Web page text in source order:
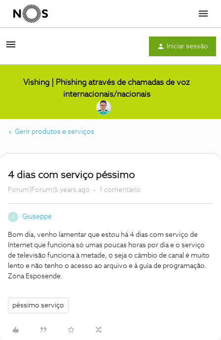
Menu
Iniciar sessão
Vishing | Phishing através de chamadas de voz
internacionais/nacionais
Gerir produtos e serviços
4 dias com serviço péssimo
Forum|Forum|5 years ago 1 comentário
G Giuseppe
Bom dia, venho lamentar que estou há 4 dias com serviço de
Internet que funciona só umas poucas horas por dia e o serviço
de televisão funciona à metade, o seja o câmbio de canal é muito
lento e não tenho o acesso ao arquivo e à guia de programação.
Zona Esposende.
péssimo serviço